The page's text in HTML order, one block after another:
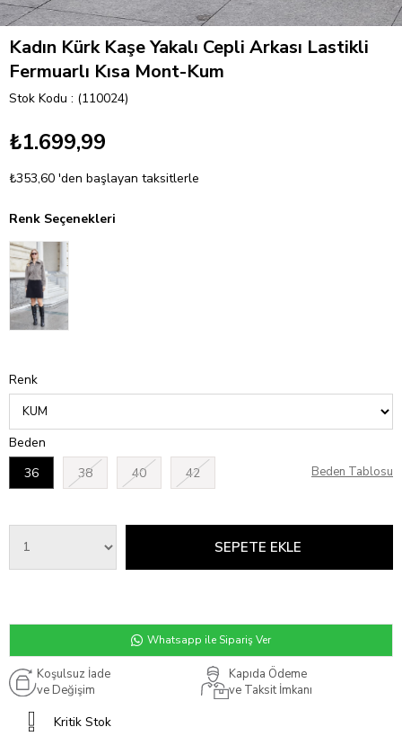
Kadın Kürk Kaşe Yakalı Cepli Arkası Lastikli
Fermuarlı Kısa Mont-Kum
Stok Kodu (110024)
₺1.699,99
₺353,60 'den başlayan taksitlerle
Renk Seçenekleri
Renk
Beden
36
38 40 42 Beden Tablosu
Whatsapp ile Sipariş Ver
Koşulsuz İade
ve Değişim
Kapıda Ödeme
ve Taksit İmkanı
Kritik Stok